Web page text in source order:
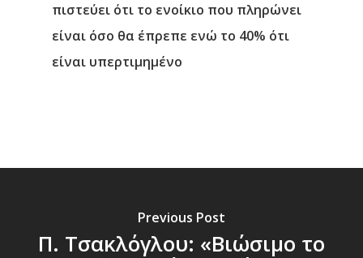
πιστεύει ότι το ενοίκιο που πληρώνει
είναι όσο θα έπρεπε ενώ το 40% ότι
είναι υπερτιμημένο
Previous Post
Π. Τσακλόγλου: «Βιώσιμο το